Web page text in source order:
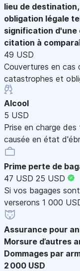
lieu de
obligation légale
signification d'une
citation à
49 USD
Couvertures en cas
catastrophes et
Alcool
5 USD
Prise en charge
causée en état
Prime perte de
47 USD 25 USD
Si vos bagages
verserons 1 000
Assurance pour
Morsure d’autres
Dommages par
2 000 USD